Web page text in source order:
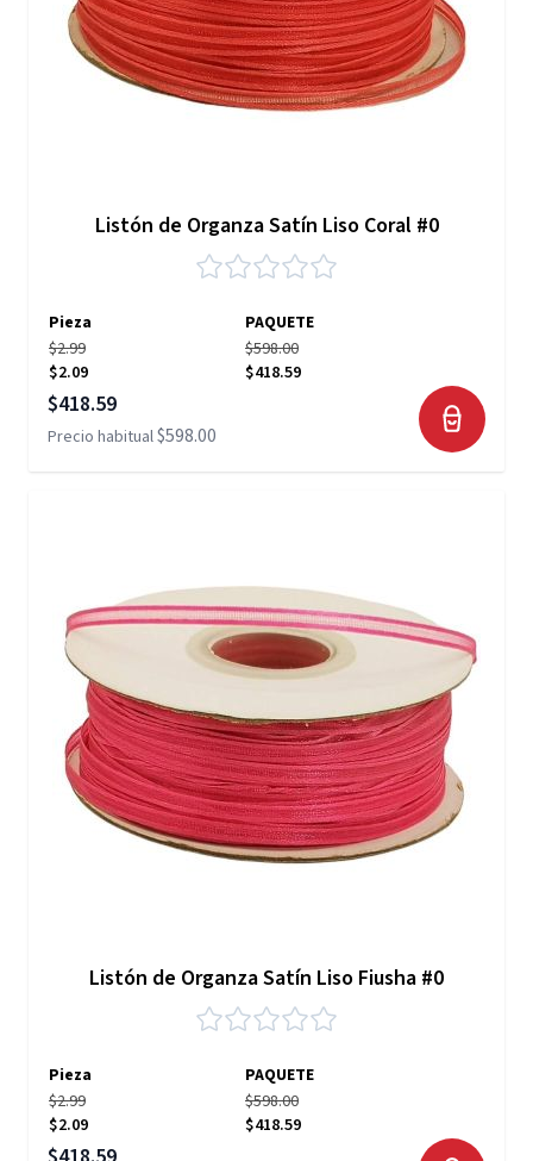
Listón de Organza Satín Liso Coral #0
Pieza
PAQUETE
$2.99
$2.09
$598.00
$418.59
Precio especial
$418.59
Precio habitual$598.00
Listón de Organza Satín Liso Fiusha #0
Pieza
PAQUETE
$2.99
$2.09
$598.00
$418.59
Precio especial